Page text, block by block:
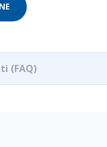
(FAQ)